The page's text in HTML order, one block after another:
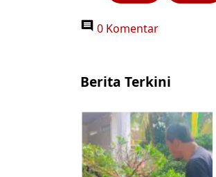
0 Komentar
Berita Terkini